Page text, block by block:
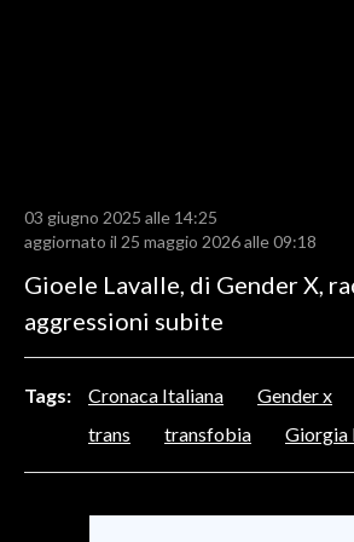
RISULTATI E CLASSIFICHE
CALCIO REGIONALE
BASKET
MOTORI
ALTRI SPORT
03 giugno 2025 alle 14:25
aggiornato il 25 maggio 2026 alle 09:18
Gioele Lavalle, di Gender X,
aggressioni subite
Tags: Cronaca Italiana Gender x
trans
transfobia Giorgia